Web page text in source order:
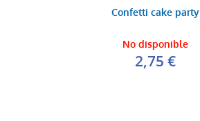
Confetti cake party
No disponible
2,75 €